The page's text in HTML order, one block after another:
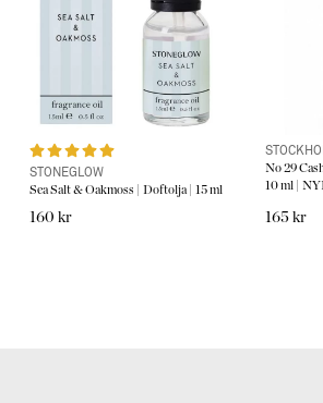
• Uttag: Europeisk standard
• Paket: Presentbox med alla tillbehör.
• Tillverkare: Serene House
STONEGLOW
Sea Salt & Oakmoss | Doftolja | 15 ml
160 kr
No 29
10 ml |
165 kr